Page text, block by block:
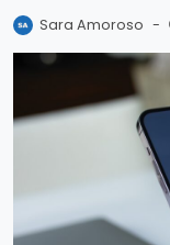
Sara Amoroso -